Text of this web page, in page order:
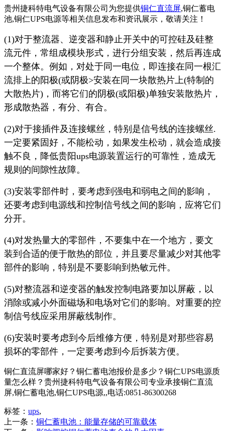
贵州捷科特电气设备有限公司为您提供铜仁直流屏,铜仁蓄电
池,铜仁UPS电源等相关信息发布和资讯展示，敬请关注！
(1)对于整流器、逆变器和静止开关中的可控硅及硅整
流元件，常组成模块形式，进行分组安装，然后再连成
一个整体。例如，对处于同一电位，即连接在同一根汇
流排上的阳极(或阴极>安装在同一块散热片上(特制的
大散热片)，而将它们的阴极(或阳极)单独安装散热片，
形成散热器，有分、有合。
(2)对于接插件及连接螺丝，特别是信号线的连接螺丝.
一定要紧固好，不能松动，如果发生松动，就会造成接
触不良，降低贵阳ups电源装置运行的可靠性，造成无
规则的间隙性故障。
(3)安装零部件时，要考虑到强电和弱电之间的影响，
还要考虑到电源线和控制信号线之间的影响，应将它们
分开。
(4)对发热量大的零部件，不要集中在一个地方，要文
装到合适的便于散热的部位，并且要尽量减少对其他零
部件的影响，特别是不要影响到热敏元件。
(5)对整流器和逆变器的触发控制电路要加以屏蔽，以
消除或减小外面磁场和电场对它们的影响。对重要的控
制信号线应采用屏蔽线制作。
(6)安装时要考虑到今后维修方便，特别是对那些容易
损坏的零部件，一定要考虑到今后拆装方便。
铜仁直流屏哪家好？铜仁蓄电池报价是多少？铜仁UPS电源质
量怎么样？贵州捷科特电气设备有限公司专业承接铜仁直流
屏,铜仁蓄电池,铜仁UPS电源,,电话:0851-86300268
标签： ups,
上一条： 铜仁蓄电池：能量存储的可靠载体